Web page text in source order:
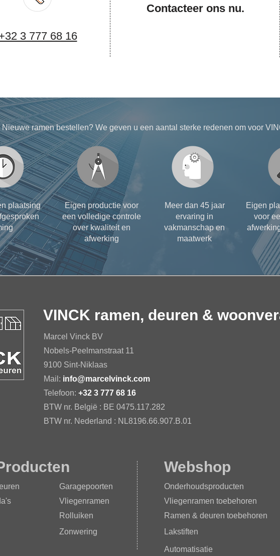
3 777 68 16
Contacteer ons nu.
Nieuwe ramen bestellen? We geven u een aantal sterke redenen om voor
plaatsing
Eigen productie voor
een volledige controle
over kwaliteit en
afwerking
Meer dan 45 jaar
ervaring in
vakmanschap en
maatwerk
Eigen
voor
VINCK ramen, deuren &
Marcel Vinck BV
Nobels-Peelmanstraat 11
9100 Sint-Niklaas​
Mail: info@marcelvinck.com
Telefoon: +32 3 777 68 16
BTW nr. België : BE 0475.117.282​
BTW nr. Nederland : NL8196.66.907.B.01​
Garagepoorten
Vliegenramen
Rolluiken
Zonwering
Webshop
Onderhoudsproducten
Vliegenramen toebehoren
Ramen & deuren toebehoren
Lakstiften
Automatisatie